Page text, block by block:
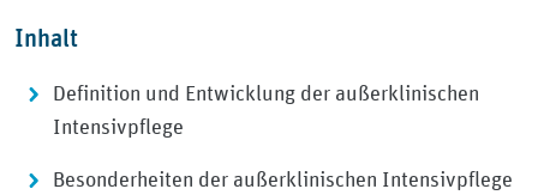
Inhalt
Definition und Entwicklung der außerklinischen
Intensivpflege
Besonderheiten der außerklinischen Intensivpflege